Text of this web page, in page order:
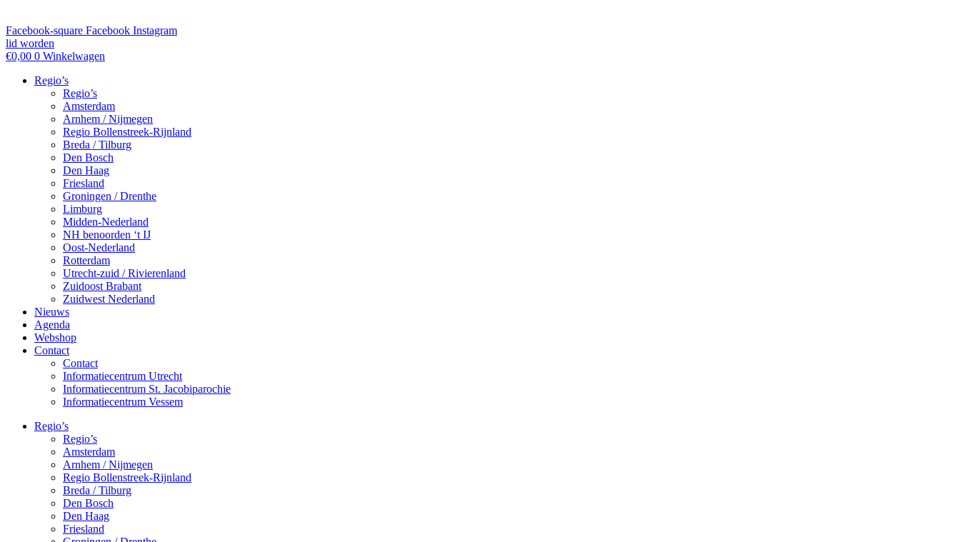
Facebook-square Facebook Instagram
lid worden
€0,00 0 Winkelwagen
Regio’s
Regio’s
Amsterdam
Arnhem / Nijmegen
Regio Bollenstreek-Rijnland
Breda / Tilburg
Den Bosch
Den Haag
Friesland
Groningen / Drenthe
Limburg
Midden-Nederland
NH benoorden ‘t IJ
Oost-Nederland
Rotterdam
Utrecht-zuid / Rivierenland
Zuidoost Brabant
Zuidwest Nederland
Nieuws
Agenda
Webshop
Contact
Contact
Informatiecentrum Utrecht
Informatiecentrum St. Jacobiparochie
Informatiecentrum Vessem
Regio’s
Regio’s
Amsterdam
Arnhem / Nijmegen
Regio Bollenstreek-Rijnland
Breda / Tilburg
Den Bosch
Den Haag
Friesland